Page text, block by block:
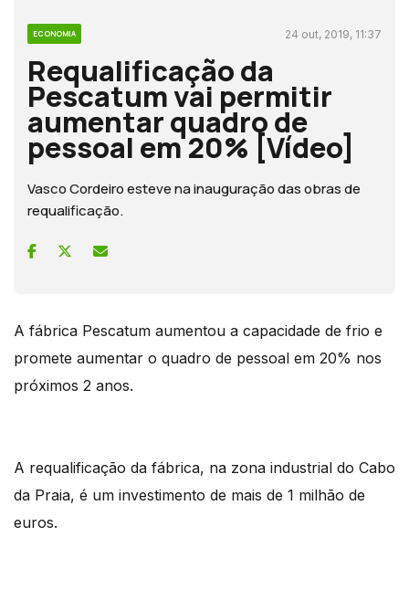
ECONOMIA 24 out, 2019, 11:37
Requalificação da
Pescatum vai permitir
aumentar quadro de
pessoal em 20% [Vídeo]
Vasco Cordeiro esteve na inauguração das obras de
requalificação.
A fábrica Pescatum aumentou a capacidade de frio e
promete aumentar o quadro de pessoal em 20% nos
próximos 2 anos.
A requalificação da fábrica, na zona industrial do Cabo
da Praia, é um investimento de mais de 1 milhão de
euros.